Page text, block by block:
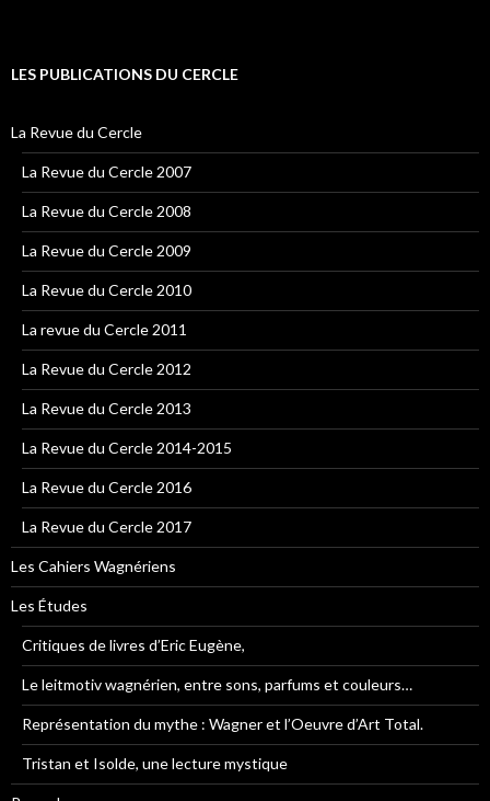
LES PUBLICATIONS DU CERCLE
La Revue du Cercle
La Revue du Cercle 2007
La Revue du Cercle 2008
La Revue du Cercle 2009
La Revue du Cercle 2010
La revue du Cercle 2011
La Revue du Cercle 2012
La Revue du Cercle 2013
La Revue du Cercle 2014-2015
La Revue du Cercle 2016
La Revue du Cercle 2017
Les Cahiers Wagnériens
Les Études
Critiques de livres d’Eric Eugène,
Le leitmotiv wagnérien, entre sons, parfums et couleurs…
Représentation du mythe : Wagner et l’Oeuvre d’Art Total.
Tristan et Isolde, une lecture mystique